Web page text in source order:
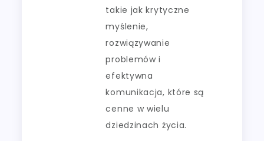
takie jak krytyczne
myślenie,
rozwiązywanie
problemów i
efektywna
komunikacja, które są
cenne w wielu
dziedzinach życia.